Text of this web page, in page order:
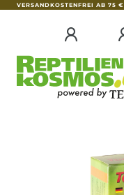
VERSANDKOSTENFREI AB 75 €